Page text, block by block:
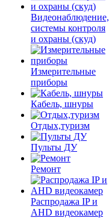
Видеонаблюдение,
системы контроля
и охраны (скуд)
Измерительные
приборы
Кабель, шнуры
Отдых,туризм
Пульты ДУ
Ремонт
Распродажа IP и
AHD видеокамер